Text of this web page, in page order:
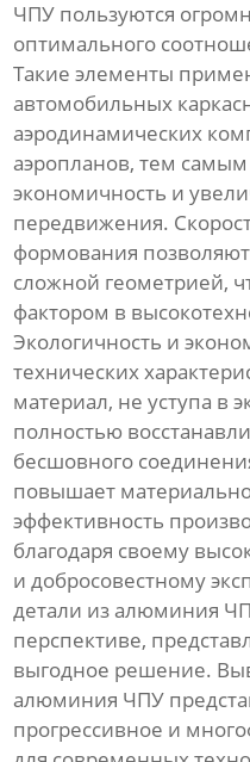
ЧПУ пользуются
оптимального
Такие элементы
автомобильных
аэродинамических
аэропланов, тем
экономичность и
передвижения.
формования позволяют
сложной геометрией,
фактором в
Экологичность и
технических
материал, не уступа в
полностью
бесшовного
повышает
эффективность
благодаря своему
и добросовестному
детали из алюминия
перспективе,
выгодное решение.
алюминия ЧПУ
прогрессивное и